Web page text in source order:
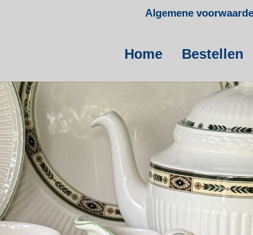
Algemene
Home Bestellen